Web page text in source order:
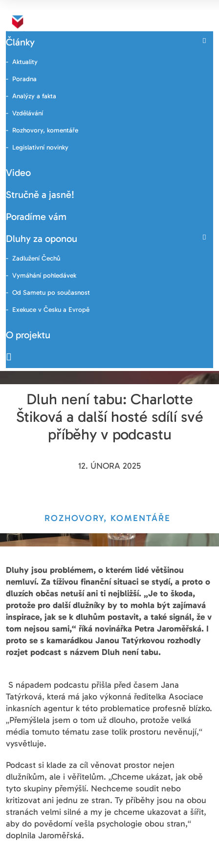
Články
Aktuality
Poradna
Analýzy a fakta
Vzdělávání
Rozhovory, komentáře
Legislativní novinky
Video
Stručně a jasně!
Poradíme vám
Dluhy za oponou
Zadlužení Čechů
Vymáhání pohledávek
Od Sametu po současnost
Exekuce v Česku a Evropě
O projektu
Dluh není tabu: Charlotte
Štiková a další hosté sdílí své
příběhy v podcastu
12. ÚNORA 2025
ROZHOVORY, KOMENTÁŘE
Dluhy jsou problémem, o kterém lidé většinou
nemluví. Za tíživou finanční situaci se stydí, a proto o
dluzích občas netuší ani ti nejbližší. „Je to škoda,
protože pro další dlužníky by to mohla být zajímavá
inspirace, jak se k dluhům postavit, a také signál, že v
tom nejsou sami,“ říká novinářka Petra Jaroměřská. I
proto se s kamarádkou Janou Tatýrkovou rozhodly
rozjet podcast s názvem Dluh není tabu.
S nápadem podcastu přišla před časem Jana
Tatýrková, která má jako výkonná ředitelka Asociace
inkasních agentur k této problematice profesně blízko.
„Přemýšlela jsem o tom už dlouho, protože velká
média tomuto tématu zase tolik prostoru nevěnují,“
vysvětluje.
Podcast si klade za cíl věnovat prostor nejen
dlužníkům, ale i věřitelům. „Chceme ukázat, jak obě
tyto skupiny přemýšlí. Nechceme soudit nebo
kritizovat ani jednu ze stran. Ty příběhy jsou na obou
stranách velmi silné a my je chceme ukazovat a šířit,
aby do povědomí vešla psychologie obou stran,“
doplnila Jaroměřská.